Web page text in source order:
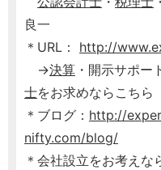
良一
＊URL： http://
→決算 ・開示サポー
士をお求めならこちら
＊ブログ： http://
nifty.com/blog/
＊会社設立をお考えな